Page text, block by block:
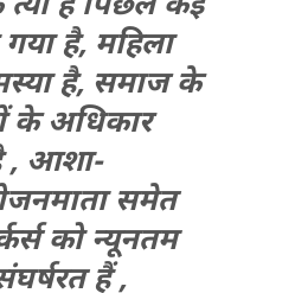
है, महिला
है, समाज के
के अधिकार
, आशा-
समेत
को न्यूनतम
हैं ,